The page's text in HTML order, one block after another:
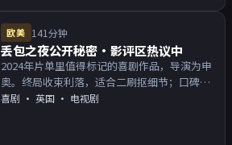
欧美 141分钟
丢包之夜公开秘密·影评区热议中
2024年片单里值得标记的喜剧作品，导演为申
奥。终局收束利落，适合二刷抠细节；口碑向
与娱乐性兼顾。主演以演技派为主，适合喜欢
喜剧 · 英国 · 电视剧